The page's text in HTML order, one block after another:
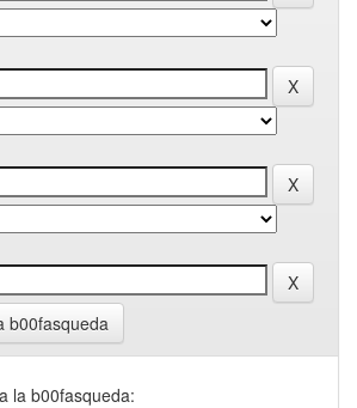
b00fasqueda
la b00fasqueda: